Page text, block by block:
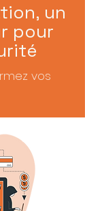
un
pour
vos